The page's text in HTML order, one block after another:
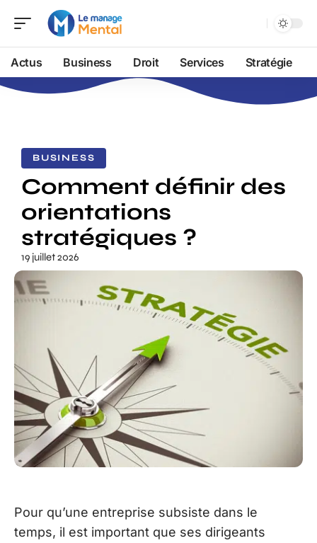
Actus Business Droit Services Stratégie
BUSINESS
Comment définir des
orientations
stratégiques ?
19 juillet 2026
Pour qu’une entreprise subsiste dans le
temps, il est important que ses dirigeants